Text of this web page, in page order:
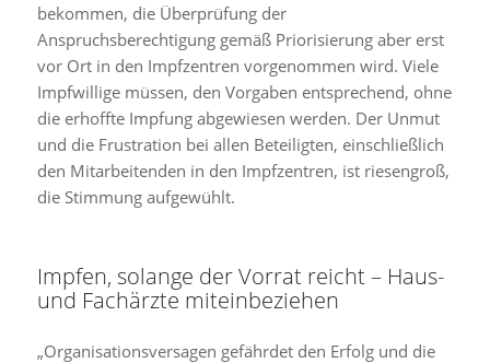
bekommen, die Überprüfung der
Anspruchsberechtigung gemäß Priorisierung aber erst
vor Ort in den Impfzentren vorgenommen wird. Viele
Impfwillige müssen, den Vorgaben entsprechend, ohne
die erhoffte Impfung abgewiesen werden. Der Unmut
und die Frustration bei allen Beteiligten, einschließlich
den Mitarbeitenden in den Impfzentren, ist riesengroß,
die Stimmung aufgewühlt.
Impfen, solange der Vorrat reicht – Haus-
und Fachärzte miteinbeziehen
„Organisationsversagen gefährdet den Erfolg und die